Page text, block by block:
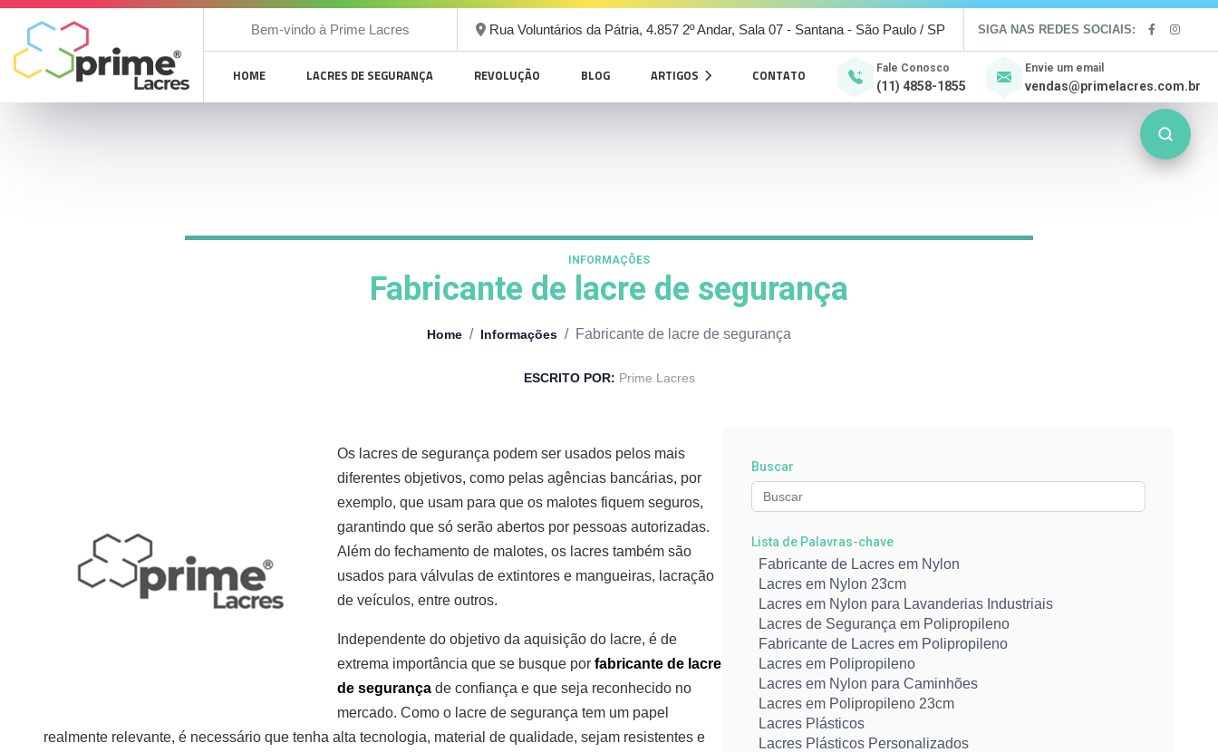
Bem-vindo à Prime Lacres Rua Voluntários da Pátria, 4.857 2º Andar, Sala 07 - Santana - São Paulo / SP SIGA NAS REDES SOCIAIS:
HOME LACRES DE SEGURANÇA REVOLUÇÃO BLOG ARTIGOS CONTATO Fale Conosco
(11) 4858-1855
Envie um email
vendas@primelacres.com.br
INFORMAÇÕES
Fabricante de lacre de segurança
Home / Informações / Fabricante de lacre de segurança
ESCRITO POR: Prime Lacres
Os lacres de segurança podem ser usados pelos mais
diferentes objetivos, como pelas agências bancárias, por
exemplo, que usam para que os malotes fiquem seguros,
garantindo que só serão abertos por pessoas autorizadas.
Além do fechamento de malotes, os lacres também são
usados para válvulas de extintores e mangueiras, lacração
de veículos, entre outros.
Independente do objetivo da aquisição do lacre, é de
extrema importância que se busque por fabricante de lacre
de segurança de confiança e que seja reconhecido no
mercado. Como o lacre de segurança tem um papel
realmente relevante, é necessário que tenha alta tecnologia, material de qualidade, sejam resistentes e
Buscar
Lista de Palavras-chave
Fabricante de Lacres em Nylon
Lacres em Nylon 23cm
Lacres em Nylon para Lavanderias Industriais
Lacres de Segurança em Polipropileno
Fabricante de Lacres em Polipropileno
Lacres em Polipropileno
Lacres em Nylon para Caminhões
Lacres em Polipropileno 23cm
Lacres Plásticos
Lacres Plásticos Personalizados